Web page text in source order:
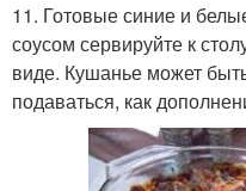
11. Готовые синие и
соусом сервируйте к
виде. Кушанье может
подаваться, как